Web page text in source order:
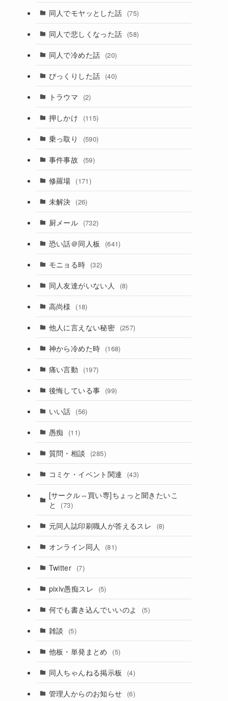
同人でモヤッとした話 (75)
同人で悲しくなった話 (58)
同人で冷めた話 (20)
びっくりした話 (40)
トラウマ (2)
押しかけ (115)
乗っ取り (590)
事件事故 (59)
修羅場 (171)
未解決 (26)
厨メール (732)
恐い話＠同人板 (641)
モニョる時 (32)
同人友達がいない人 (8)
高尚様 (18)
他人に言えない秘密 (257)
神から冷めた時 (168)
痛い言動 (197)
後悔している事 (99)
いい話 (56)
愚痴 (11)
質問・相談 (285)
コミケ・イベント関連 (43)
[サークル⇔買い専]ちょっと聞きたいこ
と
(73)
元同人誌印刷職人が答えるスレ (8)
オンライン同人 (81)
Twitter (7)
pixiv愚痴スレ (5)
何でも書き込んでいいのよ (5)
雑談 (5)
他板・単発まとめ (5)
同人ちゃんねる掲示板 (4)
管理人からのお知らせ (6)